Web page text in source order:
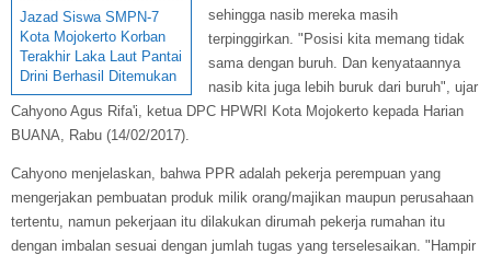
Jazad Siswa SMPN-7
Kota Mojokerto Korban
Terakhir Laka Laut Pantai
Drini Berhasil Ditemukan
sehingga nasib mereka masih
terpinggirkan. "Posisi kita memang tidak
sama dengan buruh. Dan kenyataannya
nasib kita juga lebih buruk dari buruh", ujar
Cahyono Agus Rifa'i, ketua DPC HPWRI Kota Mojokerto kepada Harian
BUANA, Rabu (14/02/2017).
Cahyono menjelaskan, bahwa PPR adalah pekerja perempuan yang
mengerjakan pembuatan produk milik orang/majikan maupun perusahaan
tertentu, namun pekerjaan itu dilakukan dirumah pekerja rumahan itu
dengan imbalan sesuai dengan jumlah tugas yang terselesaikan. "Hampir